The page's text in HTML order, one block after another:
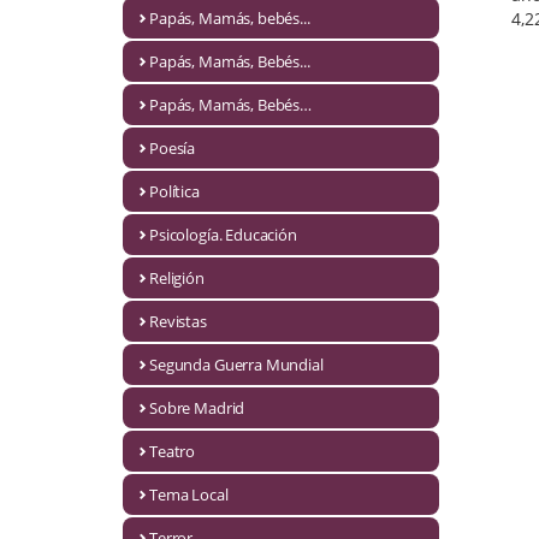
Novela Extranjera
Novela fantástica
Novela romántica
Otros idiomas
Papás, Mamás, bebés...
Papás, Mamás, Bebés...
Papás, Mamás, Bebés…
Papás, Mamás, bebés...
Papás, Mamás, Bebés...
Papás, Mamás, Bebés…
Poesía
Política
Psicología. Educación
Religión
Revistas
Segunda Guerra Mundial
Sobre Madrid
Teatro
Tema Local